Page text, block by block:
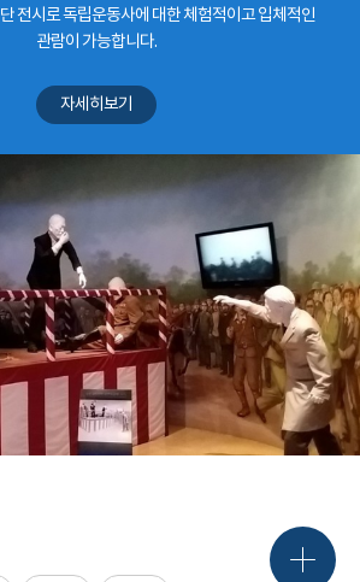
전시로 독립운동사에 대한 체험적이고 입체적인
관람이 가능합니다.
자세히보기